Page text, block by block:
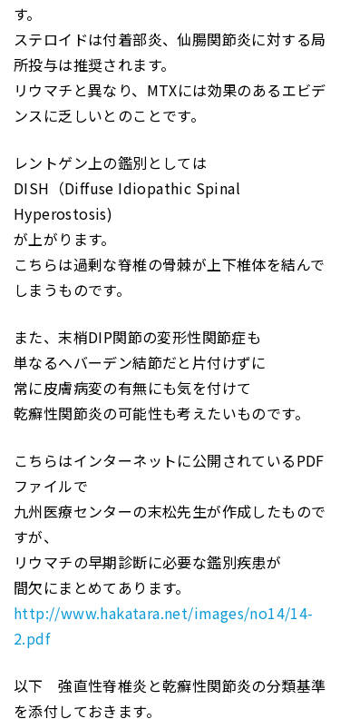
す。
ステロイドは付着部炎、仙腸関節炎に対する局
所投与は推奨されます。
リウマチと異なり、MTXには効果のあるエビデ
ンスに乏しいとのことです。
レントゲン上の鑑別としては
DISH（Diffuse Idiopathic Spinal
Hyperostosis)
が上がります。
こちらは過剰な脊椎の骨棘が上下椎体を結んで
しまうものです。
また、末梢DIP関節の変形性関節症も
単なるへバーデン結節だと片付けずに
常に皮膚病変の有無にも気を付けて
乾癬性関節炎の可能性も考えたいものです。
こちらはインターネットに公開されているPDF
ファイルで
九州医療センターの末松先生が作成したもので
すが、
リウマチの早期診断に必要な鑑別疾患が
間欠にまとめてあります。
http://www.hakatara.net/images/no14/14-
2.pdf
以下 強直性脊椎炎と乾癬性関節炎の分類基準
を添付しておきます。